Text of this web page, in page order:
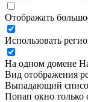
Отображать
Использовать
На одном домене
Вид отображения
Выпадающий
Попап окно только